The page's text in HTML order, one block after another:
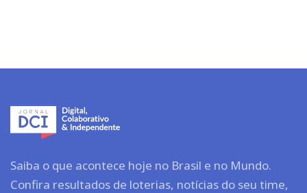
Saiba o que acontece hoje no Brasil e no Mundo.
Confira resultados de loterias, notícias do seu time,